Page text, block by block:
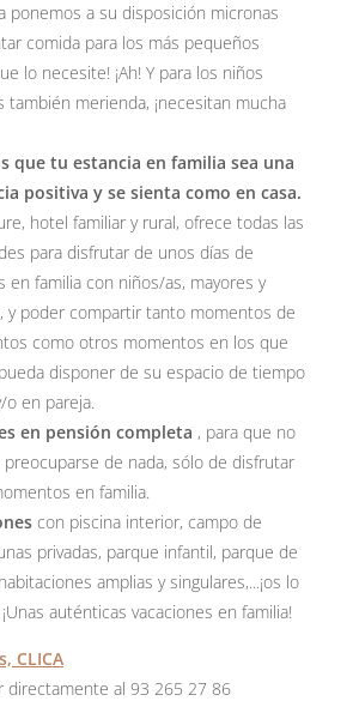
ponemos a su disposición micronas
comida para los más pequeños
lo necesite! ¡Ah! Y para los niños
también merienda, ¡necesitan mucha
que tu estancia en familia sea una
positiva y se sienta como en casa.
hotel familiar y rural, ofrece todas las
para disfrutar de unos días de
en familia con niños/as, mayores y
y poder compartir tanto momentos de
como otros momentos en los que
disponer de su espacio de tiempo
en pareja.
en pensión completa , para que no
de nada, sólo de disfrutar
en familia.
con piscina interior, campo de
privadas, parque infantil, parque de
amplias y singulares,...¡os lo
auténticas vacaciones en familia!
CLICA
directamente al 93 265 27 86